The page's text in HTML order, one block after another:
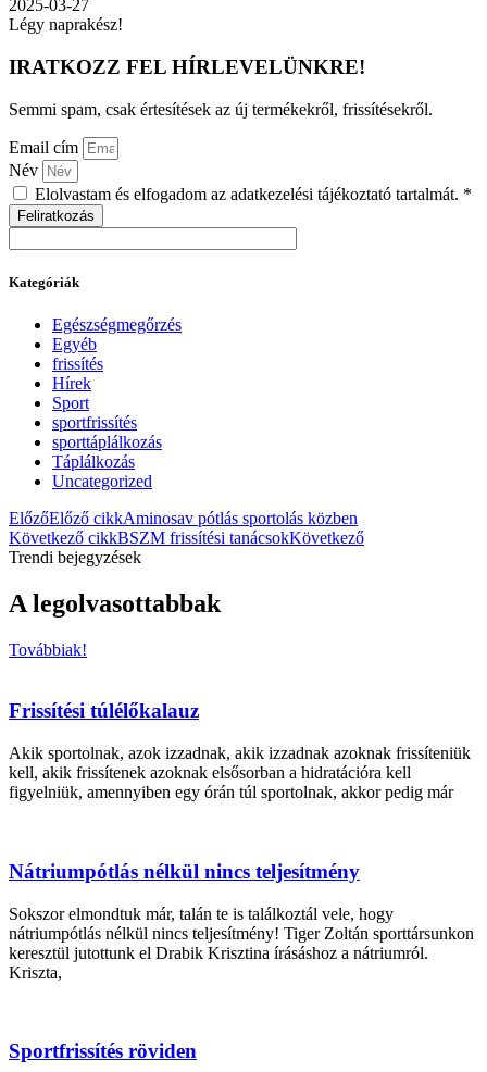
2025-03-27
Légy naprakész!
IRATKOZZ FEL HÍRLEVELÜNKRE!
Semmi spam, csak értesítések az új termékekről, frissítésekről.
Email cím
Név
Elolvastam és elfogadom az adatkezelési tájékoztató tartalmát. *
Feliratkozás
Kategóriák
Egészségmegőrzés
Egyéb
frissítés
Hírek
Sport
sportfrissítés
sporttáplálkozás
Táplálkozás
Uncategorized
ElőzőElőző cikkAminosav pótlás sportolás közben
Következő cikkBSZM frissítési tanácsokKövetkező
Trendi bejegyzések
A legolvasottabbak
Továbbiak!
Frissítési túlélőkalauz
Akik sportolnak, azok izzadnak, akik izzadnak azoknak frissíteniük
kell, akik frissítenek azoknak elsősorban a hidratációra kell
figyelniük, amennyiben egy órán túl sportolnak, akkor pedig már
Nátriumpótlás nélkül nincs teljesítmény
Sokszor elmondtuk már, talán te is találkoztál vele, hogy
nátriumpótlás nélkül nincs teljesítmény! Tiger Zoltán sporttársunkon
keresztül jutottunk el Drabik Krisztina írásáshoz a nátriumról.
Kriszta,
Sportfrissítés röviden